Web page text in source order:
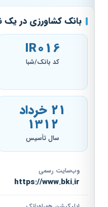
بانک کشاورزی در یک نگاه
IR016
کد بانک/شبا
۲۱ خرداد
۱۳۱۲
سال تأسیس
وب‌سایت رسمی
https://www.bki.ir